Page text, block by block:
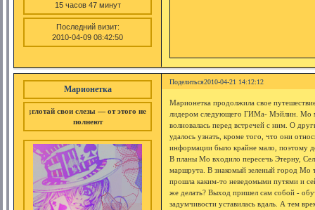
15 часов 47 минут
Последний визит:
2010-04-09 08:42:50
Поделиться2010-04-21 14:12:12
Марионетка
;глотай свои слезы — от этого не
полнеют
Марионетка продолжила свое
лидером следующего ГИМа- Мэйлин. Мо
волновалась перед встречей с ним. О
удалось узнать, кроме того, что они
информации было крайне мало, поэтому
В планы Мо входило пересечь Этерну,
маршрута. В знакомый зеленый город Мо
прошла каким-то неведомыми путями и
же делать? Выход пришел сам собой -
задумчивости уставилась вдаль. А тем